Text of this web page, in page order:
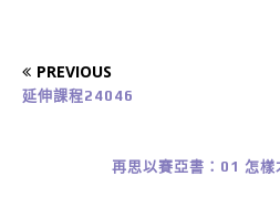
PREVIOUS
延伸課程24046
再思以賽亞書：01 怎樣